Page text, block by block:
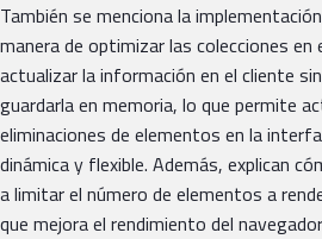
También se menciona la
manera de optimizar las colecciones en
actualizar la información en el cliente
guardarla en memoria, lo que permite
eliminaciones de elementos en la
dinámica y flexible. Además, explican
a limitar el número de elementos a
que mejora el rendimiento del